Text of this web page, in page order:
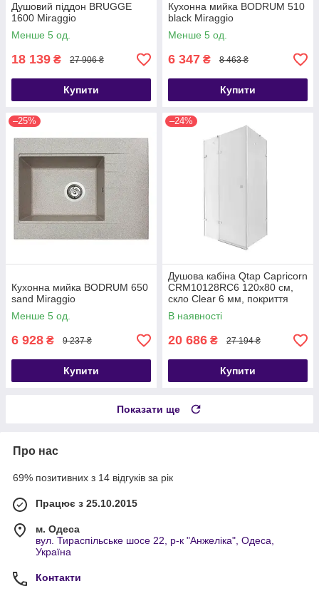
Душовий піддон BRUGGE
1600 Miraggio
Менше 5 од.
18 139 ₴ 27 906 ₴
Купити
Кухонна мийка BODRUM 510
black Miraggio
Менше 5 од.
6 347 ₴ 8 463 ₴
Купити
–25%
Кухонна мийка BODRUM 650
sand Miraggio
Менше 5 од.
6 928 ₴ 9 237 ₴
Купити
–24%
Душова кабіна Qtap Capricorn
CRM10128RC6 120x80 см,
скло Clear 6 мм, покриття
CalcLess без піддона
В наявності
20 686 ₴ 27 194 ₴
Купити
Показати ще
Про нас
69% позитивних з 14 відгуків за рік
Працює з 25.10.2015
м. Одеса
вул. Тираспільське шосе 22, р-к "Анжеліка", Одеса,
Україна
Контакти